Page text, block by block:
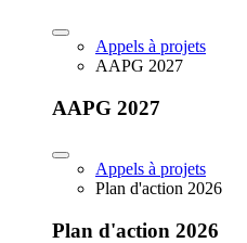
Appels à projets
AAPG 2027
AAPG 2027
Appels à projets
Plan d'action 2026
Plan d'action 2026